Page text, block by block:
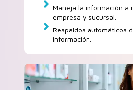
Maneja la información a
empresa y sucursal.
Respaldos automáticos
información.